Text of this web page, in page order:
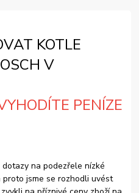
KOTLE
V
PENÍZE
dotazy na podezřele nízké
jsme se rozhodli uvést